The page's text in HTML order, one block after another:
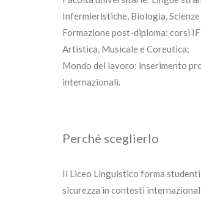
Infermieristiche, Biologia,
Formazione post-diploma: corsi
Artistica, Musicale e Coreutica;
Mondo del lavoro: inserimento
internazionali.
Perché sceglierlo
Il Liceo Linguistico forma studenti
sicurezza in contesti